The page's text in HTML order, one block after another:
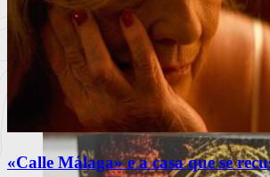
A vida, de robe e ao som de
Ler mais +
Notícias
Análises
Livros da Semana
Entrevistas & Especiais
«Calle Málaga» e a casa que se